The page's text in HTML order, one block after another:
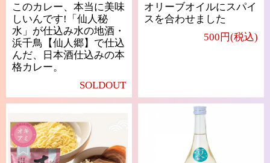
このカレー、本当に美味
しいんです!「仙人秘
水」が仕込み水の地酒・
浜千鳥【仙人郷】で仕込
んだ、日本酒仕込みの本
格カレー。
SOLDOUT
オリーブオイルにスパイ
スを合わせました
500円(税込)